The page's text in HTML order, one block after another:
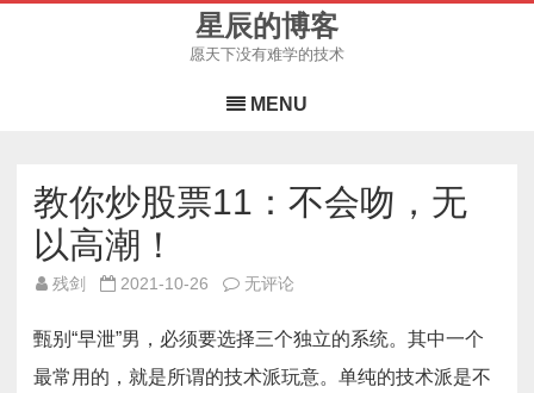
星辰的博客
愿天下没有难学的技术
to
content
MENU
教你炒股票11：不会吻，无
以高潮！
残剑 2021-10-26
教
股
票
11：
不
无评论
甄别“早泄”男，必须要选择三个独立的系统。其中一个
最常用的，就是所谓的技术派玩意。单纯的技术派是不